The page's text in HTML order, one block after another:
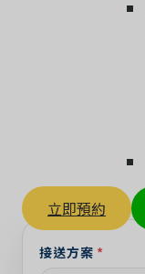
立即預約
接送方案